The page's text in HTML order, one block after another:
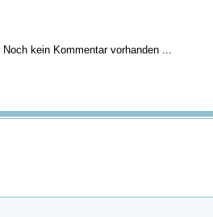
Noch kein Kommentar vorhanden ...